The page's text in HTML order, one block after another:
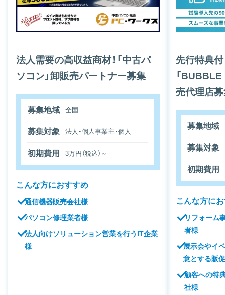
法人需要の高収益商材！「中古パ
ソコン」卸販売パートナー募集
募集地域 全国
募集対象 法人・個人事業主・個人
初期費用 3万円（税込）～
こんな方におすすめ
通信機器販売会社様
パソコン修理業者様
法人向けソリューション営業を行うIT企業
様
先行特典付
「
売代理店
募集地域
募集対象
初期費用
こんな方に
リフォーム
者様
展示会やイ
意とする販
顧客への特
社様